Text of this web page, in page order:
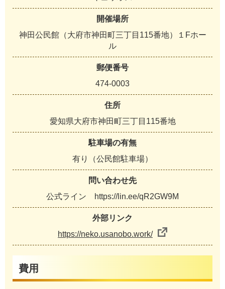
開催場所
神田公民館（大府市神田町三丁目115番地）１Fホー
ル
郵便番号
474-0003
住所
愛知県大府市神田町三丁目115番地
駐車場の有無
有り（公民館駐車場）
問い合わせ先
公式ライン https://lin.ee/qR2GW9M
外部リンク
https://neko.usanobo.work/
費用